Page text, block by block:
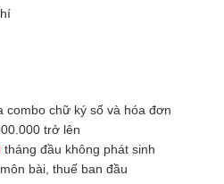
combo chữ ký số và hóa đơn
trở lên
tháng đầu không phát sinh
bài, thuế ban đầu